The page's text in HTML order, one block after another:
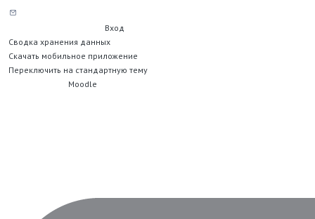
Вход
Сводка хранения данных
Скачать мобильное приложение
Переключить на стандартную тему
Moodle